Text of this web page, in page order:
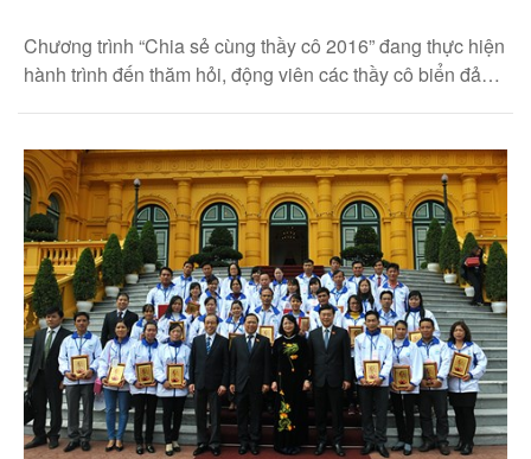
Chương trình “Chia sẻ cùng thầy cô 2016” đang thực hiện
hành trình đến thăm hỏi, động viên các thầy cô biển đảo